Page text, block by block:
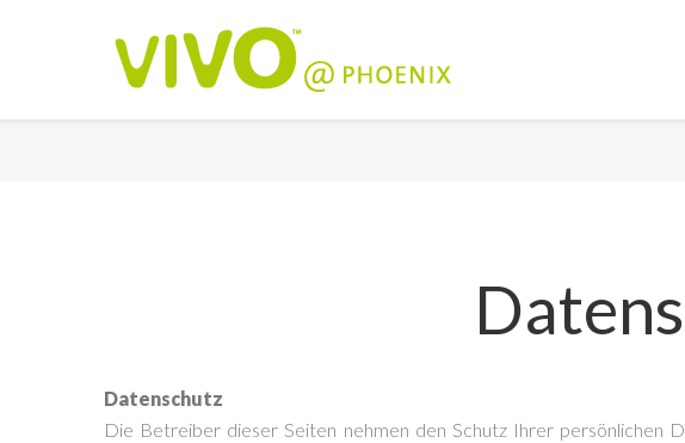
Datenschutz
Die Betreiber dieser Seiten nehmen den Schutz Ihrer persönlichen